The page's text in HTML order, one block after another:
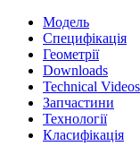
Модель
Специфікація
Геометрії
Downloads
Technical Videos
Запчастини
Технології
Класифікація